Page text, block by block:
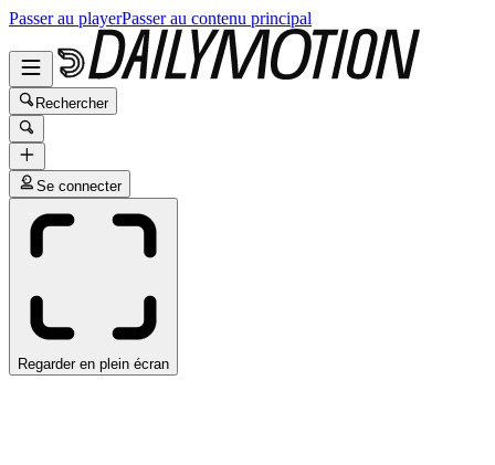
Passer au playerPasser au contenu principal
Rechercher
Se connecter
Regarder en plein écran